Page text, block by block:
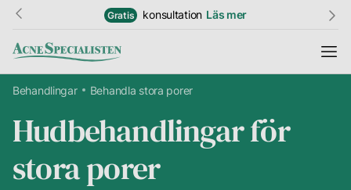
Information
Resultat
Gratis konsultation Läs mer
Behandlingar Behandla stora porer
Hudbehandlingar för
stora porer